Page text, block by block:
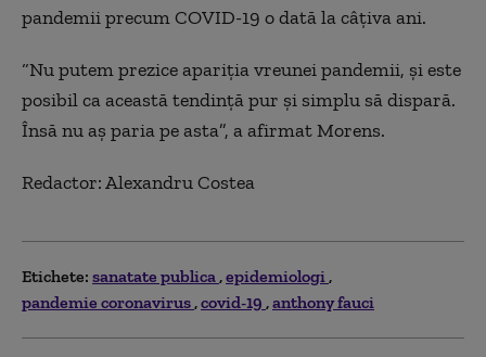
pandemii precum COVID-19 o dată la câțiva ani.
“Nu putem prezice apariția vreunei pandemii, și este
posibil ca această tendință pur și simplu să dispară.
Însă nu aș paria pe asta”, a afirmat Morens.
Redactor: Alexandru Costea
Etichete: sanatate publica epidemiologi
pandemie coronavirus covid-19 anthony fauci